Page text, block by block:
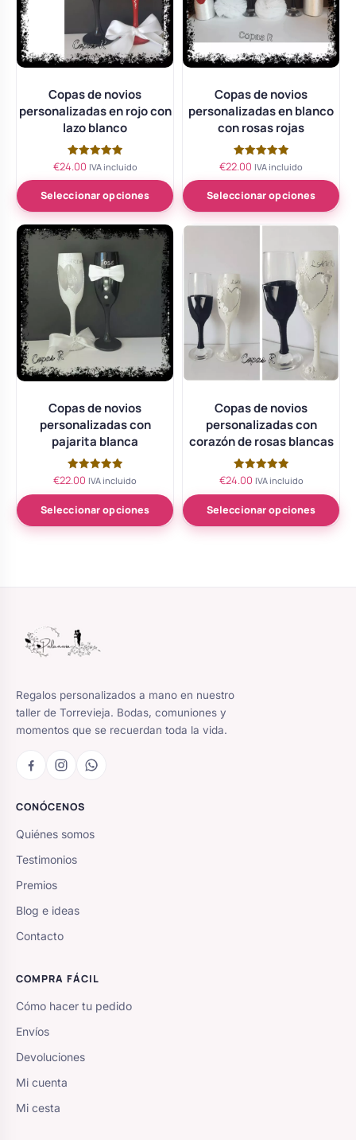
Copas de novios
personalizadas en rojo con
lazo blanco
Valorado
de 5
€24.00 IVA incluido
Seleccionar opciones
Copas de novios
personalizadas en blanco
con rosas rojas
Valorado
de 5
€22.00 IVA incluido
Seleccionar opciones
Copas de novios
personalizadas con
pajarita blanca
Valorado
5.00
de 5
€22.00 IVA incluido
Seleccionar opciones
Copas de novios
personalizadas con
corazón de rosas blancas
Valorado
5.00
de 5
€24.00 IVA incluido
Seleccionar opciones
Regalos personalizados a mano en nuestro
taller de Torrevieja. Bodas, comuniones y
momentos que se recuerdan toda la vida.
CONÓCENOS
Quiénes somos
Testimonios
Premios
Blog e ideas
Contacto
COMPRA FÁCIL
Cómo hacer tu pedido
Envíos
Devoluciones
Mi cuenta
Mi cesta